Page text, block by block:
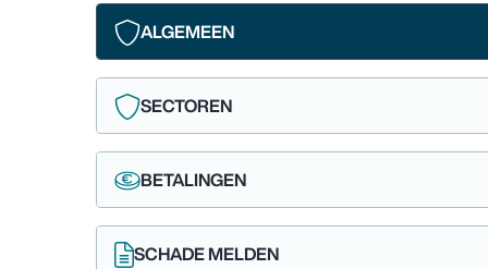
ALGEMEEN
SECTOREN
BETALINGEN
SCHADE MELDEN